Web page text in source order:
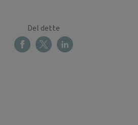
Del dette